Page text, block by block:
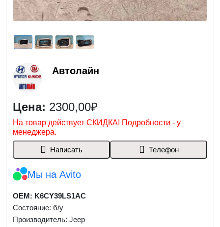
Автолайн
Цена: 2300,00₽
На товар действует СКИДКА! Подробности - у
менеджера.
Написать Телефон
Мы на Avito
OEM: K6CY39LS1AC
Состояние: б/у
Производитель: Jeep